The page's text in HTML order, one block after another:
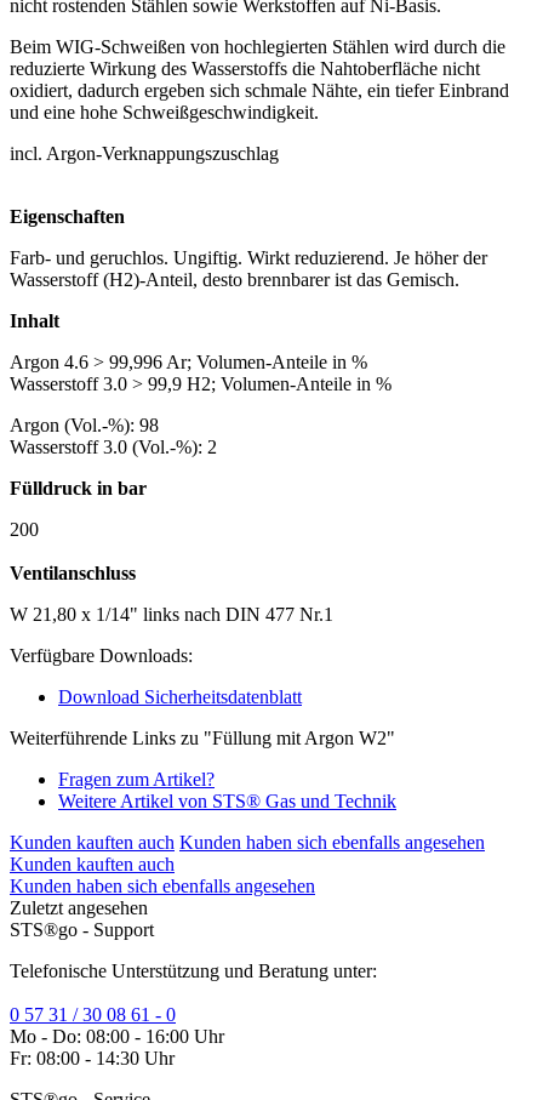
nicht rostenden Stählen sowie Werkstoffen auf Ni-Basis.
Beim WIG-Schweißen von hochlegierten Stählen wird durch die
reduzierte Wirkung des Wasserstoffs die Nahtoberfläche nicht
oxidiert, dadurch ergeben sich schmale Nähte, ein tiefer Einbrand
und eine hohe Schweißgeschwindigkeit.
incl. Argon-Verknappungszuschlag
Eigenschaften
Farb- und geruchlos. Ungiftig. Wirkt reduzierend. Je höher der
Wasserstoff (H2)-Anteil, desto brennbarer ist das Gemisch.
Inhalt
Argon 4.6 > 99,996 Ar; Volumen-Anteile in %
Wasserstoff 3.0 > 99,9 H2; Volumen-Anteile in %
Argon (Vol.-%): 98
Wasserstoff 3.0 (Vol.-%): 2
Fülldruck in bar
200
Ventilanschluss
W 21,80 x 1/14" links nach DIN 477 Nr.1
Verfügbare Downloads:
Download Sicherheitsdatenblatt
Weiterführende Links zu "Füllung mit Argon W2"
Fragen zum Artikel?
Weitere Artikel von STS® Gas und Technik
Kunden kauften auch Kunden haben sich ebenfalls angesehen
Kunden kauften auch
Kunden haben sich ebenfalls angesehen
Zuletzt angesehen
STS®go - Support
Telefonische Unterstützung und Beratung unter:
0 57 31 / 30 08 61 - 0
Mo - Do: 08:00 - 16:00 Uhr
Fr: 08:00 - 14:30 Uhr